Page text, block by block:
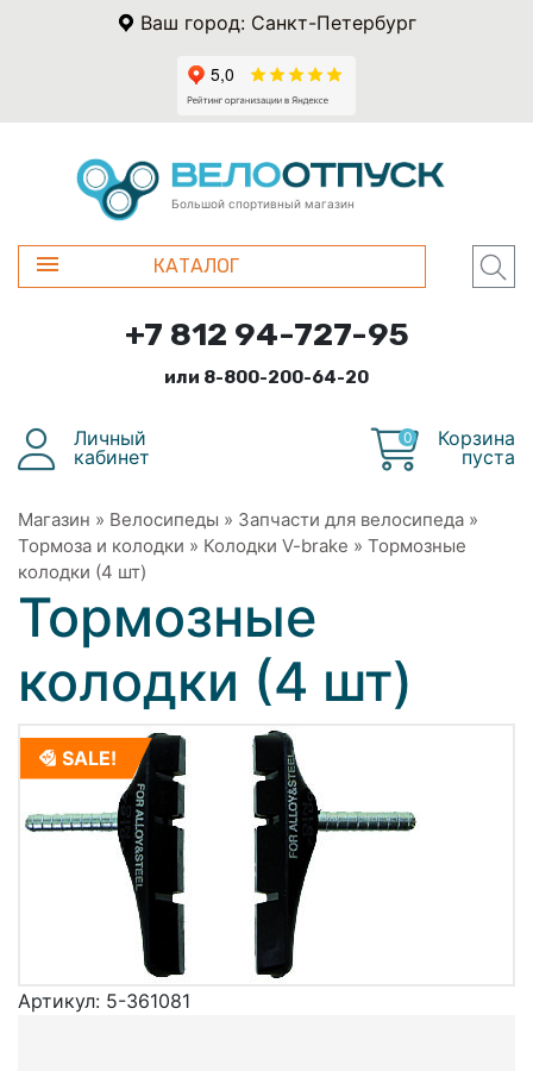
Ваш город: Санкт-Петербург
Большой спортивный магазин
КАТАЛОГ
+7 812 94-727-95
или 8-800-200-64-20
Личный
кабинет
0
Корзина
пуста
Магазин » Велосипеды » Запчасти для велосипеда »
Тормоза и колодки » Колодки V-brake » Тормозные
колодки (4 шт)
Тормозные
колодки (4 шт)
SALE!
Артикул: 5-361081